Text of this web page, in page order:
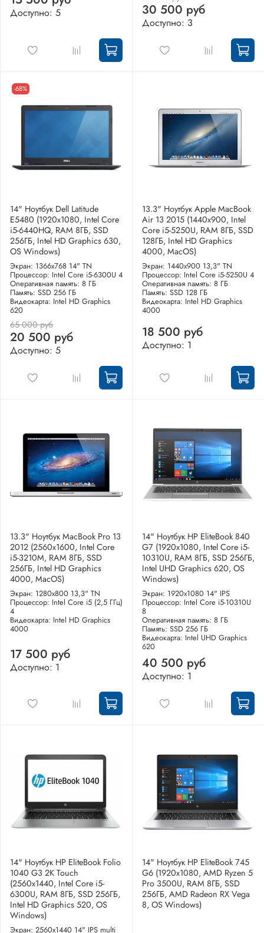
Доступно: 5 30 500 руб
Доступно: 3
-68%
14" Ноутбук Dell Latitude
E5480 (1920х1080, Intel Core
i5-6440HQ, RAM 8ГБ, SSD
256ГБ, Intel HD Graphics 630,
OS Windows)
Экран: 1366x768 14" TN
Процессор: Intel Core i5-6300U 4
Оперативная память: 8 ГБ
Память: SSD 256 ГБ
Видеокарта: Intel HD Graphics
620
65 000 руб
20 500 руб
Доступно: 5
13.3" Ноутбук Apple MacBook
Air 13 2015 (1440x900, Intel
Core i5-5250U, RAM 8ГБ, SSD
128ГБ, Intel HD Graphics
4000, MacOS)
Экран: 1440x900 13,3" TN
Процессор: Intel Core i5-5250U 4
Оперативная память: 8 ГБ
Память: SSD 128 ГБ
Видеокарта: Intel HD Graphics
4000
18 500 руб
Доступно: 1
13.3" Ноутбук MacBook Pro 13
2012 (2560x1600, Intel Core
i5-3210M, RAM 8ГБ, SSD
256ГБ, Intel HD Graphics
4000, MacOS)
Экран: 1280x800 13,3" TN
Процессор: Intel Core i5 (2,5 ГГц)
4
Видеокарта: Intel HD Graphics
4000
17 500 руб
Доступно: 1
14" Ноутбук HP EliteBook 840
G7 (1920x1080, Intel Core i5-
10310U, RAM 8ГБ, SSD 256ГБ,
Intel UHD Graphics 620, OS
Windows)
Экран: 1920x1080 14" IPS
Процессор: Intel Core i5-10310U
8
Оперативная память: 8 ГБ
Память: SSD 256 ГБ
Видеокарта: Intel UHD Graphics
620
40 500 руб
Доступно: 1
14" Ноутбук HP EliteBook Folio
1040 G3 2K Touch
(2560x1440, Intel Core i5-
6300U, RAM 8ГБ, SSD 256ГБ,
Intel HD Graphics 520, OS
Windows)
Экран: 2560x1440 14" IPS multi
14" Ноутбук HP EliteBook 745
G6 (1920x1080, AMD Ryzen 5
Pro 3500U, RAM 8ГБ, SSD
256ГБ, AMD Radeon RX Vega
8, OS Windows)